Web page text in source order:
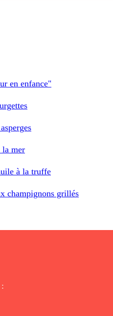
en enfance"
la mer
à la truffe
champignons grillés